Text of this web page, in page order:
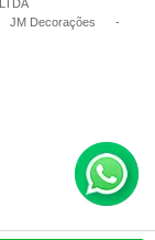
JM Decorações
-